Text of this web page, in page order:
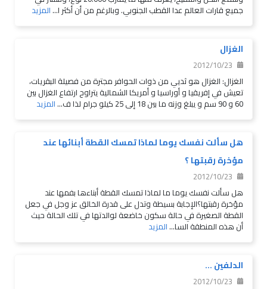
جميع قارات العالم عدا القطب الجنوبي. وبالرغم من أن أكثر ا...المزيد
الغزال
2012/10/23
الغزال: الغزال هو ثديي من ذوات الحوافر مجترة من فصيلة البقريات،
تعيش في إفريقيا و أوراسيا و أمريكا الشمالية يتراوح ارتفاع الغزال بين
60 و 90 سم و يبلغ وزنه ما بين 18 إلى 25 كيلو جرام لذا ف... المزيد
هل سألت نفسك يوما لماذا تمسك القطة أبنائها عند
مؤخرة رقبتها ؟
2012/10/23
هل سألت نفسك يوما ما لماذا تمسك القطة أبناءها بفمها عند
مؤخرة رقبتها؟الإجابة بسيطة وتدل على قدرة الخالق عز وجل في جعل
القطة الصغيرة في حالة سكون خاضعة لوالدتها في تلك الحالة حيث
أن هذه المنطقة السا...المزيد
الدلفين ...
2012/10/23